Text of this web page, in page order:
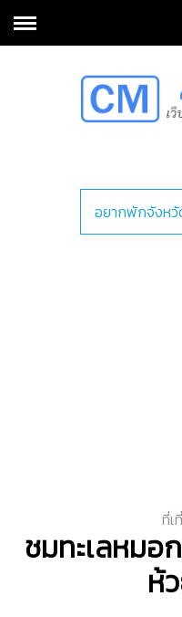
ที่เ
ชมทะเลหมอ
ห้